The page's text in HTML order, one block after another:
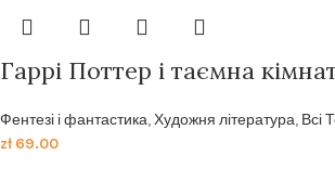
Гаррі Поттер і таємна
Фентезі і фантастика,Художня література, Всі
zł 69.00